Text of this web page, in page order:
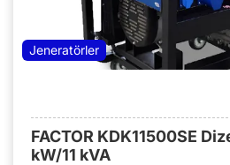
Jeneratörler
FACTOR KDK11500SE
kW/11 kVA